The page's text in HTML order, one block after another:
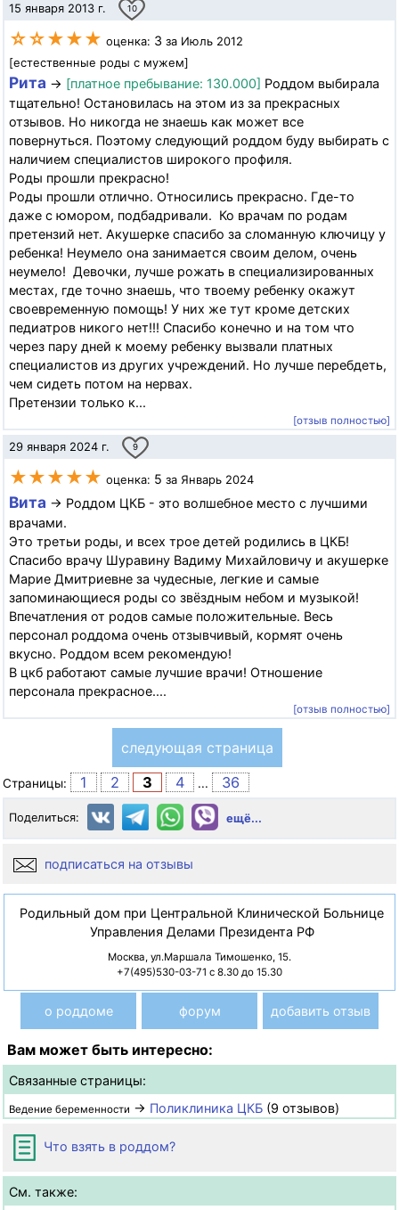
15 января 2013 г. 10
☆☆★★★ оценка: 3 за Июль 2012
[естественные роды с мужем]
Рита → [платное пребывание: 130.000] Роддом выбирала
тщательно! Остановилась на этом из за прекрасных
отзывов. Но никогда не знаешь как может все
повернуться. Поэтому следующий роддом буду выбирать с
наличием специалистов широкого профиля.
Роды прошли прекрасно!
Роды прошли отлично. Относились прекрасно. Где-то
даже с юмором, подбадривали. Ко врачам по родам
претензий нет. Акушерке спасибо за сломанную ключицу у
ребенка! Неумело она занимается своим делом, очень
неумело! Девочки, лучше рожать в специализированных
местах, где точно знаешь, что твоему ребенку окажут
своевременную помощь! У них же тут кроме детских
педиатров никого нет!!! Спасибо конечно и на том что
через пару дней к моему ребенку вызвали платных
специалистов из других учреждений. Но лучше перебдеть,
чем сидеть потом на нервах.
Претензии только к...
[отзыв полностью]
29 января 2024 г. 9
★★★★★ оценка: 5 за Январь 2024
Вита → Роддом ЦКБ - это волшебное место с лучшими
врачами.
Это третьи роды, и всех трое детей родились в ЦКБ!
Спасибо врачу Шуравину Вадиму Михайловичу и акушерке
Марие Дмитриевне за чудесные, легкие и самые
запоминающиеся роды со звёздным небом и музыкой!
Впечатления от родов самые положительные. Весь
персонал роддома очень отзывчивый, кормят очень
вкусно. Роддом всем рекомендую!
В цкб работают самые лучшие врачи! Отношение
персонала прекрасное....
[отзыв полностью]
следующая страница
Страницы: 1 2 3 4 ... 36
Поделиться: ещё...
подписаться на отзывы
Родильный дом при Центральной Клинической Больнице
Управления Делами Президента РФ
Москва, ул.Маршала Тимошенко, 15.
+7(495)530-03-71 с 8.30 до 15.30
о роддоме форум добавить отзыв
Вам может быть интересно:
Связанные страницы:
Ведение беременности → Поликлиника ЦКБ (9 отзывов)
Что взять в роддом?
См. также: